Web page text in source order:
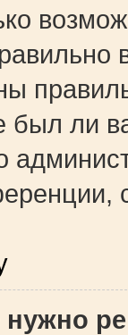
был ли